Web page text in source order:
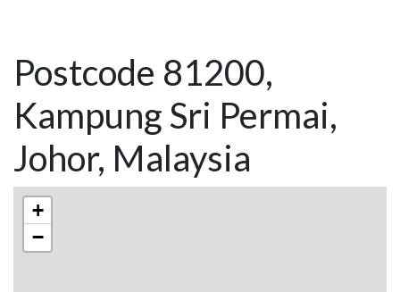
Postcode 81200,
Kampung Sri Permai,
Johor, Malaysia
+
−